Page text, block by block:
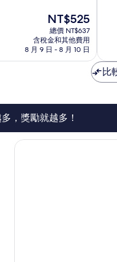
現
在
價
格
為
NT$525
總價 NT$637
含稅金和其他費用
8 月 9 日 - 8 月 10 日
讚
17
則
論
比
，獎勵就越多！